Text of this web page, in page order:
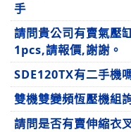
手
請問貴公司有賣氣壓
1pcs,請報價,謝謝。
SDE120TX有二手機
雙機雙變頻恆壓機組
請問是否有賣伸縮衣